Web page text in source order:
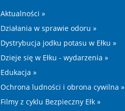
Aktualności »
Działania w sprawie odoru »
Dystrybucja jodku potasu w Ełku »
Dzieje się w Ełku - wydarzenia »
Edukacja »
Ochrona ludności i obrona cywilna »
Filmy z cyklu Bezpieczny Ełk »